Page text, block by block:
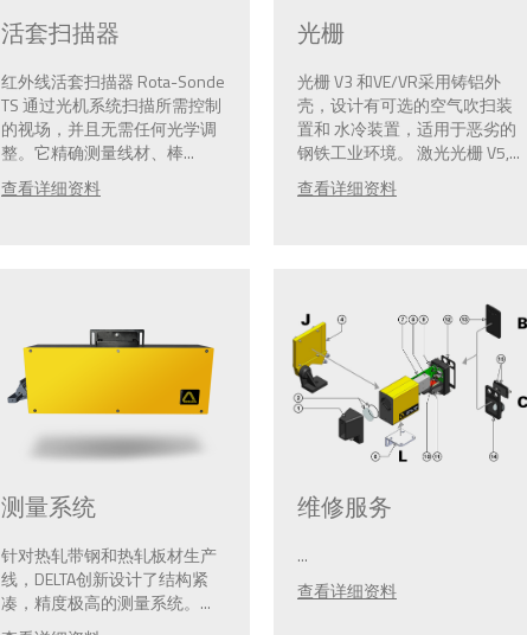
活套扫描器
红外线活套扫描器 Rota-Sonde
TS 通过光机系统扫描所需控制
的视场，并且无需任何光学调
整。它精确测量线材、棒...
查看详细资料
光栅
光栅 V3 和VE/VR采用铸铝外
壳，设计有可选的空气吹扫装
置和 水冷装置，适用于恶劣的
钢铁工业环境。 激光光栅 V5,...
查看详细资料
测量系统
针对热轧带钢和热轧板材生产
线，DELTA创新设计了结构紧
凑，精度极高的测量系统。...
维修服务
...
查看详细资料